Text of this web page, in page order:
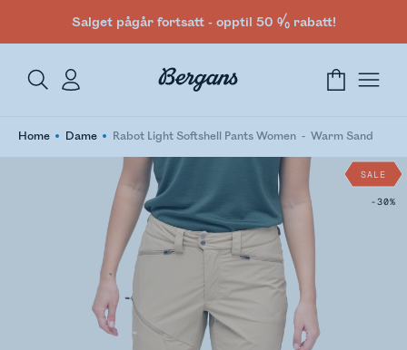
Salget pågår fortsatt - opptil 50 % rabatt!
Home Dame Rabot Light Softshell Pants Women Warm Sand
SALE
-30%